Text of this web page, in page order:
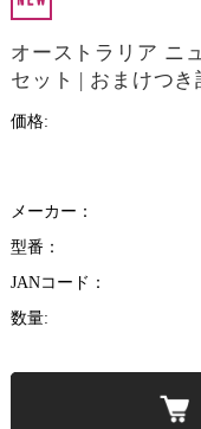
オーストラリア ニ
セット | おまけつ
価格:
メーカー：
型番：
JANコード：
数量: